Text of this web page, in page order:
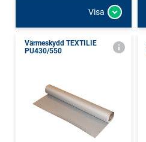
Visa
Värmeskydd TEXTILIE
PU430/550